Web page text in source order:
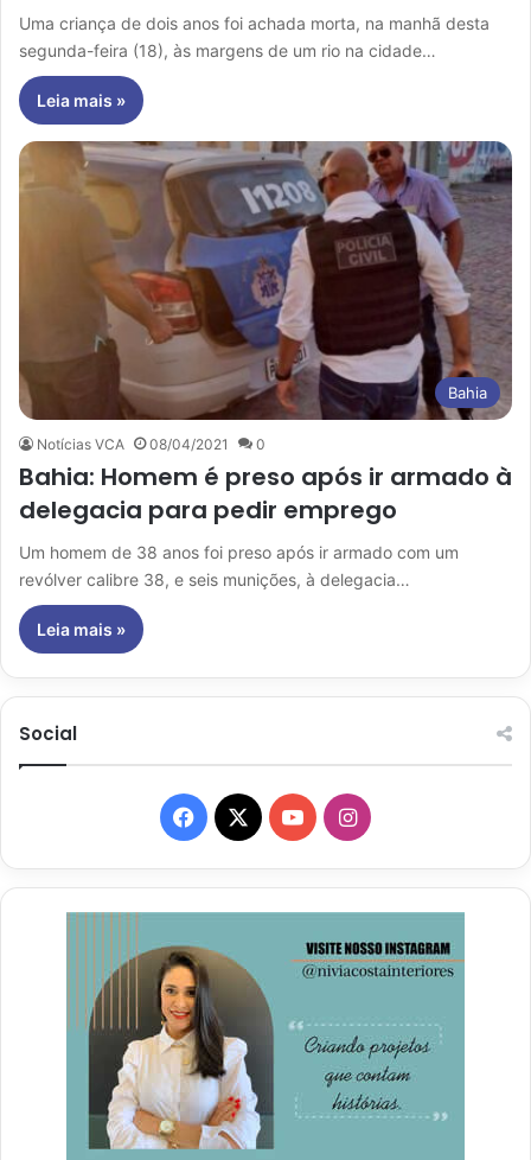
Uma criança de dois anos foi achada morta, na manhã desta
segunda-feira (18), às margens de um rio na cidade…
Leia mais »
Bahia
Notícias VCA 08/04/2021 0
Bahia: Homem é preso após ir armado à
delegacia para pedir emprego
Um homem de 38 anos foi preso após ir armado com um
revólver calibre 38, e seis munições, à delegacia…
Leia mais »
Social
Facebook
X YouTubeInstagram